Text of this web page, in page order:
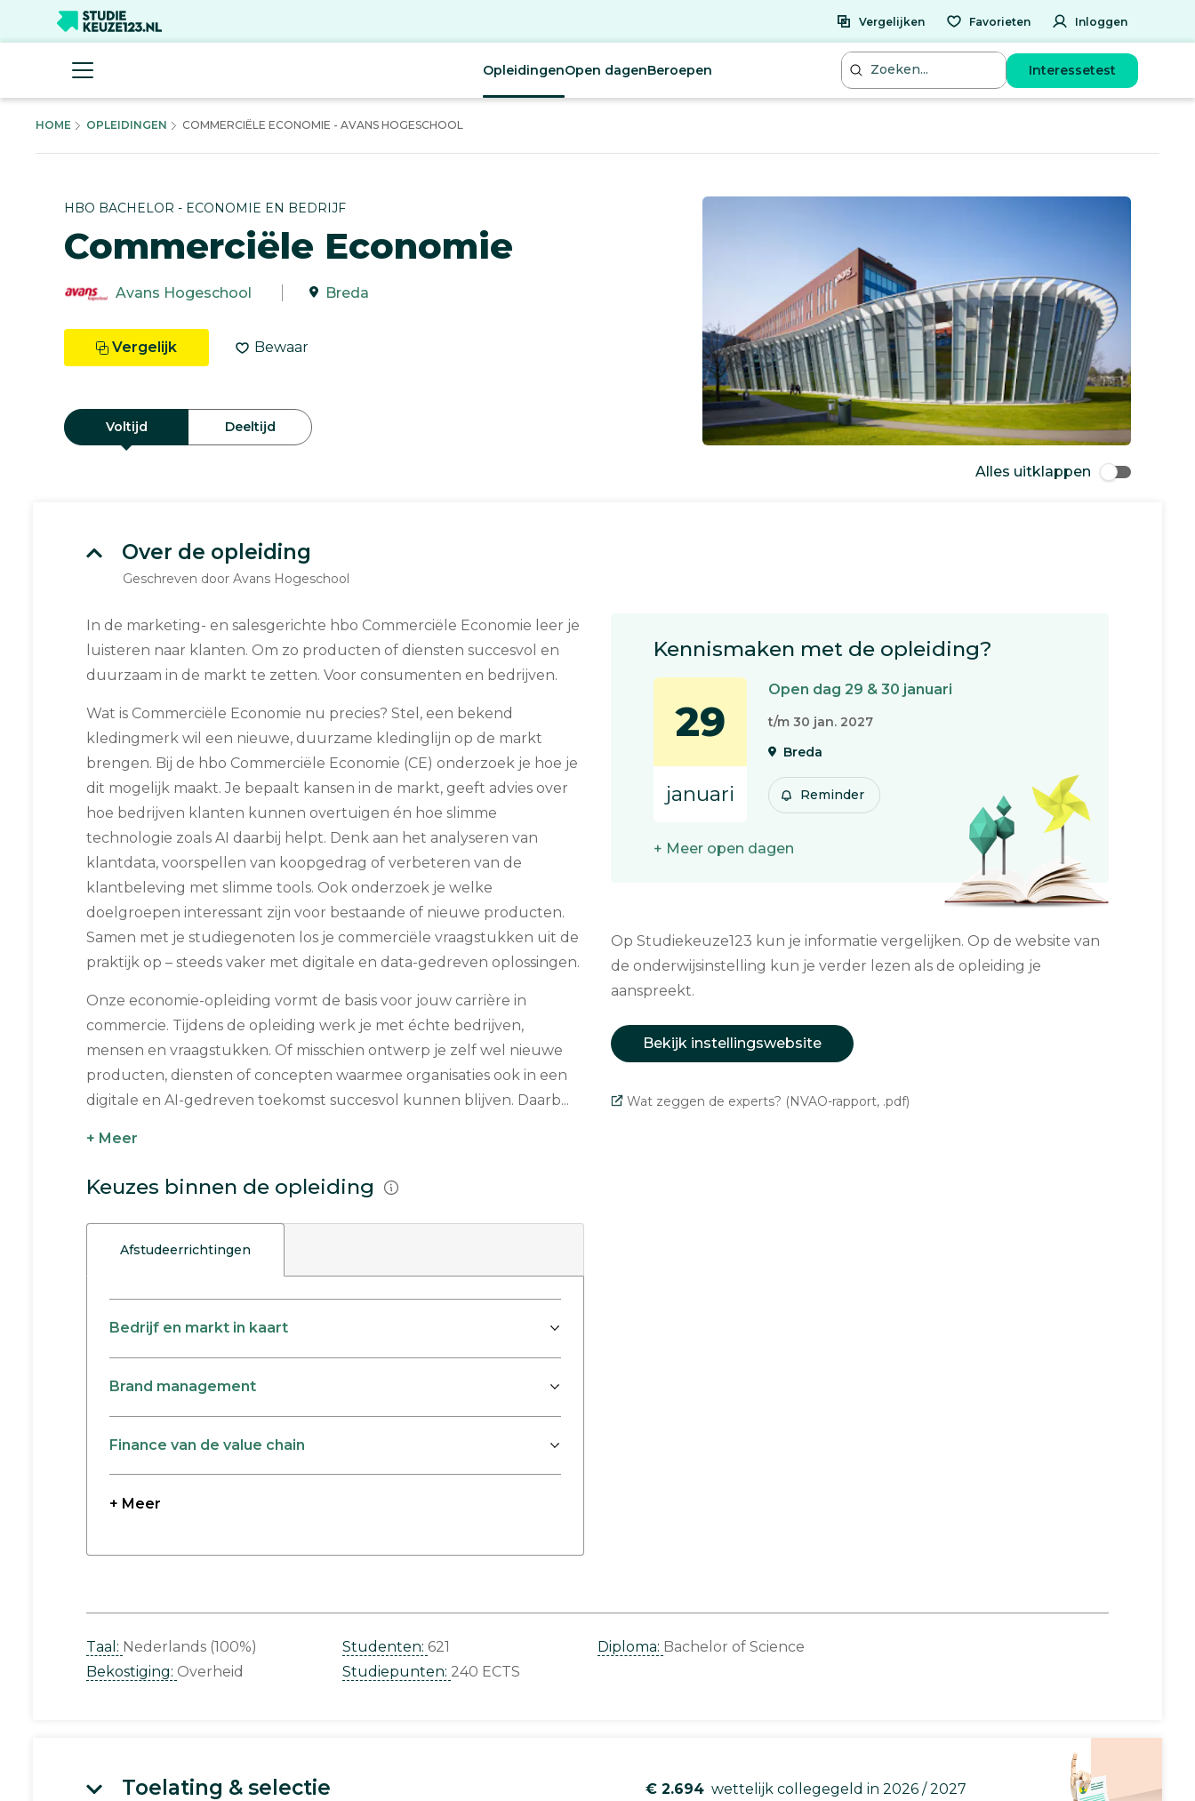
Vergelijken Favorieten Inloggen
OpleidingenOpen dagenBeroepen Interessetest
HOME OPLEIDINGEN COMMERCIËLE ECONOMIE - AVANS HOGESCHOOL
HBO BACHELOR - ECONOMIE EN BEDRIJF
Commerciële Economie
Avans Hogeschool Breda
Vergelijk Bewaar
Voltijd Deeltijd
Alles uitklappen
Over de opleiding
Geschreven door Avans Hogeschool
In de marketing- en salesgerichte hbo Commerciële Economie leer je
luisteren naar klanten. Om zo producten of diensten succesvol en
duurzaam in de markt te zetten. Voor consumenten en bedrijven.
Wat is Commerciële Economie nu precies? Stel, een bekend
kledingmerk wil een nieuwe, duurzame kledinglijn op de markt
brengen. Bij de hbo Commerciële Economie (CE) onderzoek je hoe je
dit mogelijk maakt. Je bepaalt kansen in de markt, geeft advies over
hoe bedrijven klanten kunnen overtuigen én hoe slimme
technologie zoals AI daarbij helpt. Denk aan het analyseren van
klantdata, voorspellen van koopgedrag of verbeteren van de
klantbeleving met slimme tools. Ook onderzoek je welke
doelgroepen interessant zijn voor bestaande of nieuwe producten.
Samen met je studiegenoten los je commerciële vraagstukken uit de
praktijk op – steeds vaker met digitale en data-gedreven oplossingen.
Onze economie-opleiding vormt de basis voor jouw carrière in
commercie. Tijdens de opleiding werk je met échte bedrijven,
mensen en vraagstukken. Of misschien ontwerp je zelf wel nieuwe
producten, diensten of concepten waarmee organisaties ook in een
digitale en AI-gedreven toekomst succesvol kunnen blijven. Daarb...
+ Meer
Keuzes binnen de opleiding
Afstudeerrichtingen
Bedrijf en markt in kaart
Brand management
Finance van de value chain
+ Meer
Kennismaken met de opleiding?
29
januari
Open dag 29 & 30 januari
t/m 30 jan. 2027
Breda
Reminder
+ Meer open dagen
Op Studiekeuze123 kun je informatie vergelijken. Op de website van
de onderwijsinstelling kun je verder lezen als de opleiding je
aanspreekt.
Bekijk instellingswebsite
Wat zeggen de experts? (NVAO-rapport, .pdf)
Taal: Nederlands (100%)
Bekostiging: Overheid
Studenten: 621
Studiepunten: 240 ECTS
Diploma: Bachelor of Science
Toelating & selectie € 2.694 wettelijk collegegeld in 2026 / 2027